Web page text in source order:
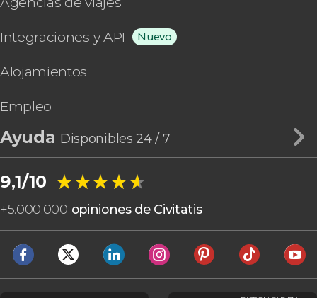
Integraciones y API Nuevo
Alojamientos
Empleo
Ayuda Disponibles 24 / 7
9,1/10 ★★★★★
★★★★★
+5.000.000 opiniones de Civitatis